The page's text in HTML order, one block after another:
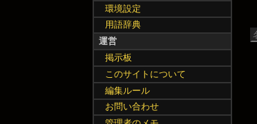
環境設定
用語辞典
運営
掲示板
このサイトについて
編集ルール
お問い合わせ